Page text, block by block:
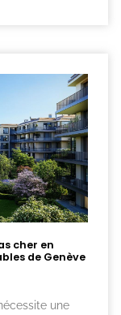
cher en
de Genève
une